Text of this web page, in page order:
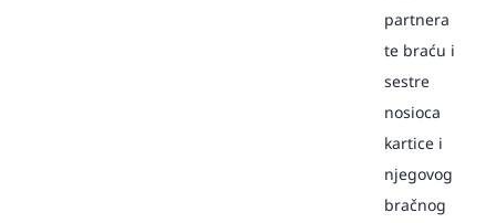
partnera
te braću i
sestre
nosioca
kartice i
njegovog
bračnog